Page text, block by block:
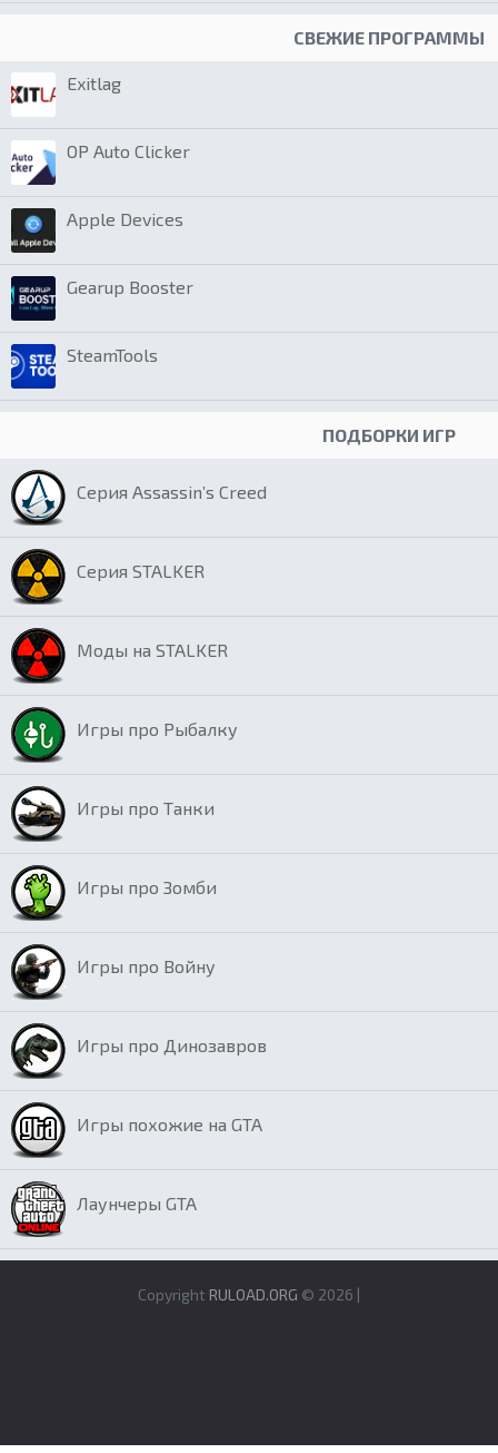
СВЕЖИЕ ПРОГРАММЫ
Exitlag
OP Auto Clicker
Apple Devices
Gearup Booster
SteamTools
ПОДБОРКИ ИГР
Серия Assassin’s Creed
Серия STALKER
Моды на STALKER
Игры про Рыбалку
Игры про Танки
Игры про Зомби
Игры про Войну
Игры про Динозавров
Игры похожие на GTA
Лаунчеры GTA
Copyright RULOAD.ORG © 2026 |